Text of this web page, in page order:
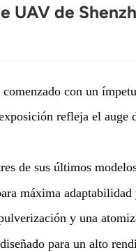
UAV de
con un
refleja el
de sus últimos
máxima
y una
para un alto